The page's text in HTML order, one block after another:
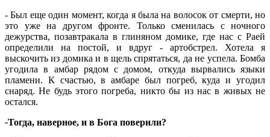
-Был еще один момент, когда я была на волосок от смерти, но
это уже на другом фронте. Только сменилась с ночного
дежурства, позавтракала в глиняном домике, где нас с Раей
определили на постой, и вдруг - артобстрел. Хотела я
выскочить из домика и в щель спрятаться, да не успела. Бомба
угодила в амбар рядом с домом, откуда вырвались языки
пламени. К счастью, в амбаре был погреб, куда и угодил
снаряд. Не будь этого погреба, никто бы из нас в живых не
остался.
-Тогда, наверное, и в Бога поверили?